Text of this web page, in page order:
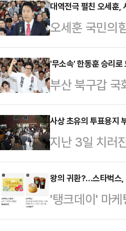
계자의 이 발언
생한 현대차 메
업의 노동 구
작년 9월 조지
475명을 체포
프 행정부의
대역전극 펼친 오세훈
오세훈 국민의
이다. 정원오
다. 오 후보는 "
민의 승리다"
기자회견을 열
가 켜졌다"며
각하지 않는다
하고 희망찬
'무소속' 한동훈 승리
부산 북구갑
거두면서 이번
고 있다. 이번
국민의힘 지도
분석이 나온다
상황에서
후보를 따돌리
15.76%를 얻
사상 초유의 투표용지
지난 3일 치러
가 발생하며 중
서는 "단순한
제한된 사건"
가능성은 매우
왕의 귀환?...스타벅스
'탱크데이' 마
교환권 부문 1